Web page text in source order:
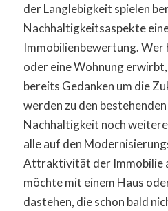
der Langlebigkeit spielen
Nachhaltigkeitsaspekte
Immobilienbewertung. Wer
oder eine Wohnung
bereits Gedanken um die
werden zu den
Nachhaltigkeit noch
alle auf den
Attraktivität der Immobilie
möchte mit einem Haus
dastehen, die schon bald